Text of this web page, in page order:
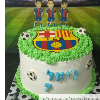
אלת המתוקים